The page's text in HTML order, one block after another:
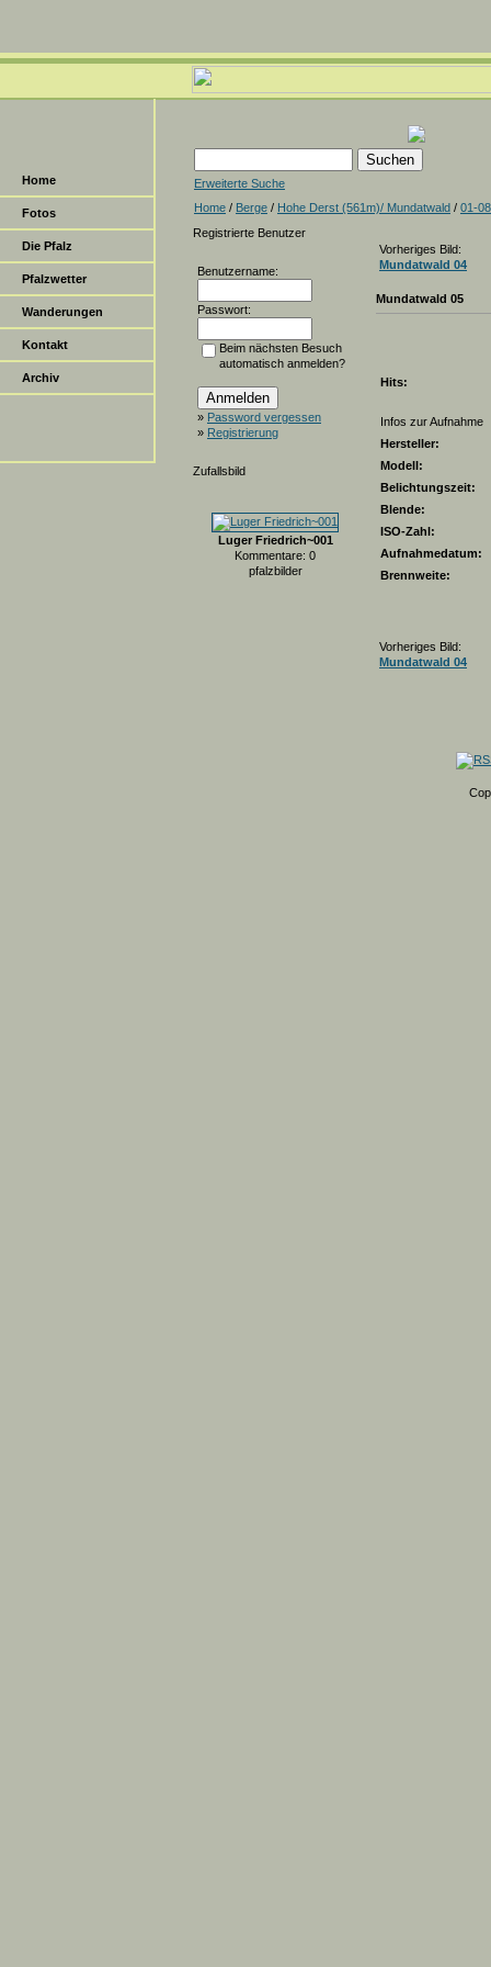
Home
Fotos
Die Pfalz
Pfalzwetter
Wanderungen
Kontakt
Archiv
Erweiterte Suche
Home / Berge / Hohe Derst (561m)/ Mundatwald / 01-
Registrierte Benutzer
Benutzername:
Passwort:
Beim nächsten Besuch
automatisch anmelden?
» Password vergessen
» Registrierung
Zufallsbild
Luger Friedrich~001
Kommentare: 0
pfalzbilder
Vorheriges Bild:
Mundatwald 04
Mundatwald 05
Hits:
Infos zur Aufnahme
Hersteller:
Modell:
Belichtungszeit:
Blende:
ISO-Zahl:
Aufnahmedatum:
Brennweite:
Vorheriges Bild:
Mundatwald 04